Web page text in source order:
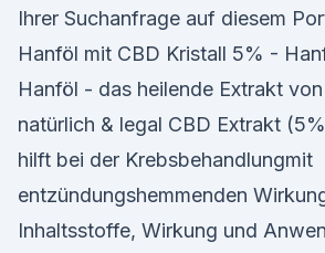
Ihrer Suchanfrage auf diesem
Hanföl mit CBD Kristall 5% -
Hanföl - das heilende Extrakt
natürlich & legal CBD Extrakt
hilft bei der Krebsbehandlungmit
entzündungshemmenden
Inhaltsstoffe, Wirkung und